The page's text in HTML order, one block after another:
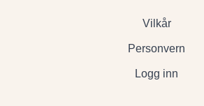
Vilkår
Personvern
Logg inn